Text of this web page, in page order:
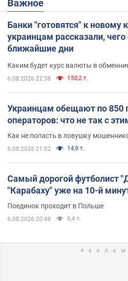
Важное
Банки "готовятся" к новому
украинцам рассказали,
ближайшие дни
Каким будет курс валюты в
6.08.2026 22:58 150,2 т.
Украинцам обещают по 850
операторов: что не так с
Как не попасть в ловушку
6.08.2026 21:02 14,9 т.
Самый дорогой футболист
"Карабаху" уже на 10-й
Поединок проходит в Польше
6.08.2026 20:48 6,4 т.